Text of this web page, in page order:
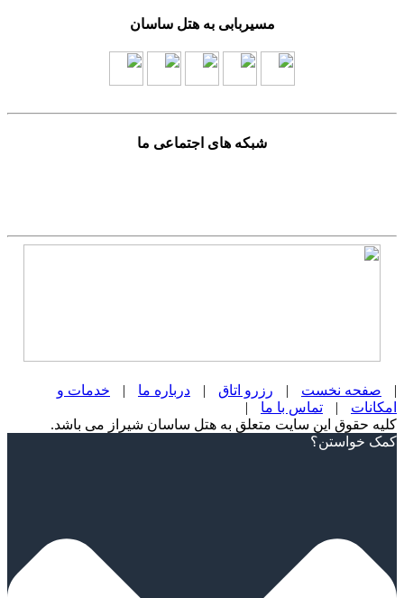
مسیربابی به هتل ساسان
شبکه های اجتماعی ما
| صفحه نخست | رزرو اتاق | درباره ما |
خدمات و
امکانات
| تماس با ما
|
کلیه حقوق این سایت متعلق به هتل ساسان شیراز می باشد.
Scroll
کمک خواستن؟